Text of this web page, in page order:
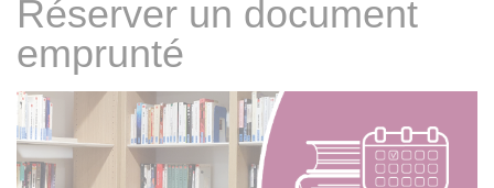
Réserver un document
emprunté